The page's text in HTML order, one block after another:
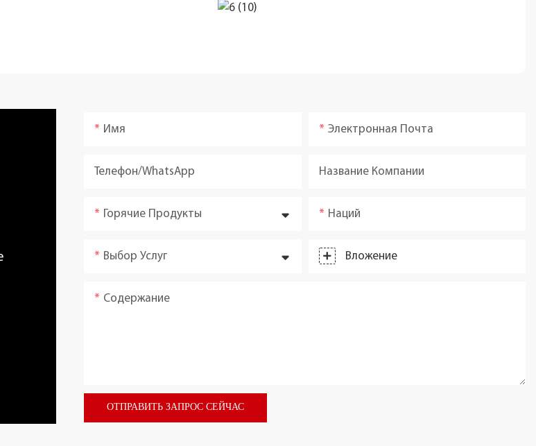
Имя Электронная Почта
Телефон/WhatsApp Название Компании
Горячие Продукты Наций
Выбор Услуг Вложение
Содержание
ОТПРАВИТЬ ЗАПРОС СЕЙЧАС